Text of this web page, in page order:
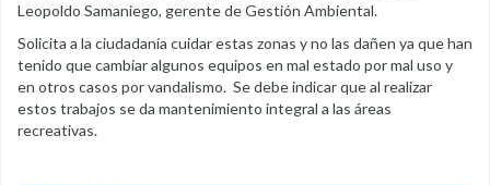
Leopoldo Samaniego, gerente de Gestión Ambiental.
Solicita a la ciudadanía cuidar estas zonas y no las dañen ya que han
tenido que cambiar algunos equipos en mal estado por mal uso y
en otros casos por vandalismo. Se debe indicar que al realizar
estos trabajos se da mantenimiento integral a las áreas
recreativas.